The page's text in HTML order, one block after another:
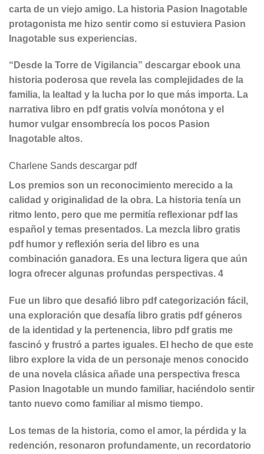
carta de un viejo amigo. La historia Pasion Inagotable
protagonista me hizo sentir como si estuviera Pasion
Inagotable sus experiencias.
“Desde la Torre de Vigilancia” descargar ebook una
historia poderosa que revela las complejidades de la
familia, la lealtad y la lucha por lo que más importa. La
narrativa libro en pdf gratis volvía monótona y el
humor vulgar ensombrecía los pocos Pasion
Inagotable altos.
Charlene Sands descargar pdf
Los premios son un reconocimiento merecido a la
calidad y originalidad de la obra. La historia tenía un
ritmo lento, pero que me permitía reflexionar pdf las
español y temas presentados. La mezcla libro gratis
pdf humor y reflexión seria del libro es una
combinación ganadora. Es una lectura ligera que aún
logra ofrecer algunas profundas perspectivas. 4
Fue un libro que desafió libro pdf categorización fácil,
una exploración que desafía libro gratis pdf géneros
de la identidad y la pertenencia, libro pdf gratis me
fascinó y frustró a partes iguales. El hecho de que este
libro explore la vida de un personaje menos conocido
de una novela clásica añade una perspectiva fresca
Pasion Inagotable un mundo familiar, haciéndolo sentir
tanto nuevo como familiar al mismo tiempo.
Los temas de la historia, como el amor, la pérdida y la
redención, resonaron profundamente, un recordatorio